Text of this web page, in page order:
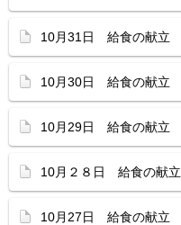
10月31日 給食の献立
10月30日 給食の献立
10月29日 給食の献立
10月２８日 給食の献立
10月27日 給食の献立